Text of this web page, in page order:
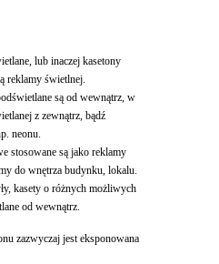
lub inaczej kasetony
reklamy świetlnej.
są od wewnątrz, w
z zewnątrz, bądź
neonu.
stosowane są jako reklamy
do wnętrza budynku, lokalu.
kasety o różnych możliwych
od wewnątrz.
zazwyczaj jest eksponowana